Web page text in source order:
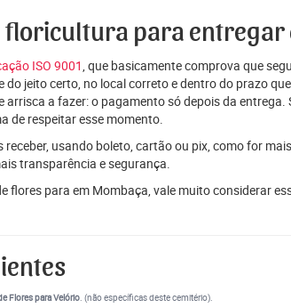
floricultura para entregar
ISO 9001, que basicamente comprova que
jeito certo, no local correto e dentro do prazo
arrisca a fazer: o pagamento só depois da
de respeitar esse momento.
usando boleto, cartão ou pix, como for
transparência e segurança.
flores para em Mombaça, vale muito considerar
Flores para Velório. (não específicas deste cemitério).